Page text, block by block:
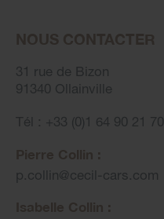
31 rue de Bizon
91340 Ollainville
Tél : +33 (0)1 64 90 21 70
p.collin@ cecil-cars.com